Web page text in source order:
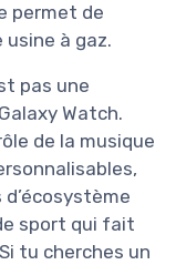
permet de
à gaz.
pas une
Watch.
de la musique
sport qui fait
tu cherches un